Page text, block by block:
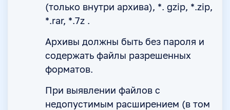
(только внутри архива), *. gzip, *.zip,
*.rar, *.7z .
Архивы должны быть без пароля и
содержать файлы разрешенных
форматов.
При выявлении файлов с
недопустимым расширением (в том